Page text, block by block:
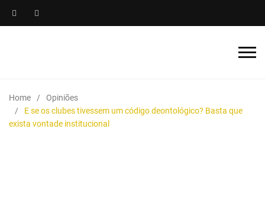
Home
Opiniões
E se os clubes tivessem um código deontológico? Basta que
exista vontade institucional